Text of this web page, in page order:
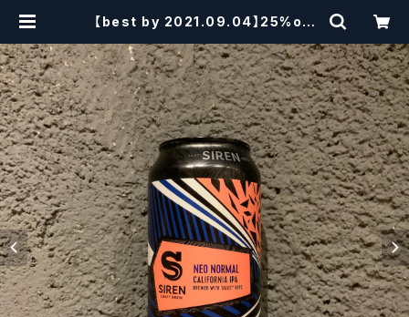
【best by 2021.09.04】25%off
ORMAL CALIFORNIA IPA / サイ
レン ネオノーマル カリフォルニアIP
A【クラフトビール】 | craftbeersci
ssors